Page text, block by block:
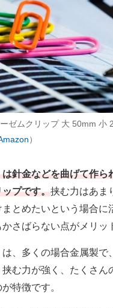
ゼムクリップ 大 50mm 小
）
針金などを曲げて作ら
プです。挟む力はあま
とめたいという場合に
さばらない点がメリッ
、多くの場合金属製で
む力が強く、たくさん
特徴です。